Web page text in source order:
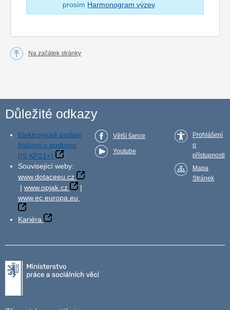
prosím Harmonogram výzev.
Na začátek stránky
Důležité odkazy
Elektronické podání
žádosti o podporu
(IS KP21+)
Související weby:
www.dotaceeu.cz
| www.opjak.cz
|
www.ec.europa.eu
Kariéra
Větší šance
Youtube
Prohlášení
o
přístupnosti
Mapa
Stránek